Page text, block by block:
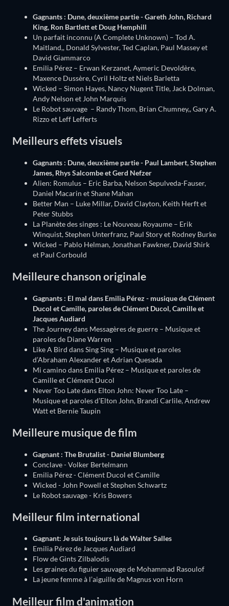
Gagnants : Dune, deuxième partie - Gareth John, Richard
King, Ron Bartlett et Doug Hemphill
Un parfait inconnu (A Complete Unknown) – Tod A.
Maitland,, Donald Sylvester, Ted Caplan, Paul Massey et
David Giammarco
Emilia Pérez – Erwan Kerzanet, Aymeric Devoldère,
Maxence Dussère, Cyril Holtz et Niels Barletta
Wicked – Simon Hayes, Nancy Nugent Title, Jack Dolman,
Andy Nelson et John Marquis
Le Robot sauvage – Randy Thom, Brian Chumney,, Gary A.
Rizzo et Leff Lefferts
Meilleurs effets visuels
Gagnants : Dune, deuxième partie - Paul Lambert, Stephen
James, Rhys Salcombe et Gerd Nefzer
Alien: Romulus – Eric Barba, Nelson Sepulveda-Fauser,
Daniel Macarin et Shane Mahan
Better Man – Luke Millar, David Clayton, Keith Herft et
Peter Stubbs
La Planète des singes : Le Nouveau Royaume – Erik
Winquist, Stephen Unterfranz, Paul Story et Rodney Burke
Wicked – Pablo Helman, Jonathan Fawkner, David Shirk
et Paul Corbould
Meilleure chanson originale
Gagnants : El mal dans Emilia Pérez - musique de Clément
Ducol et Camille, paroles de Clément Ducol, Camille et
Jacques Audiard
The Journey dans Messagères de guerre – Musique et
paroles de Diane Warren
Like A Bird dans Sing Sing – Musique et paroles
d’Abraham Alexander et Adrian Quesada
Mi camino dans Emilia Pérez – Musique et paroles de
Camille et Clément Ducol
Never Too Late dans Elton John: Never Too Late –
Musique et paroles d’Elton John, Brandi Carlile, Andrew
Watt et Bernie Taupin
Meilleure musique de film
Gagnant : The Brutalist - Daniel Blumberg
Conclave - Volker Bertelmann
Emilia Pérez - Clément Ducol et Camille
Wicked - John Powell et Stephen Schwartz
Le Robot sauvage - Kris Bowers
Meilleur film international
Gagnant: Je suis toujours là de Walter Salles
Emilia Pérez de Jacques Audiard
Flow de Gints Zilbalodis
Les graines du figuier sauvage de Mohammad Rasoulof
La jeune femme à l’aiguille de Magnus von Horn
Meilleur film d'animation